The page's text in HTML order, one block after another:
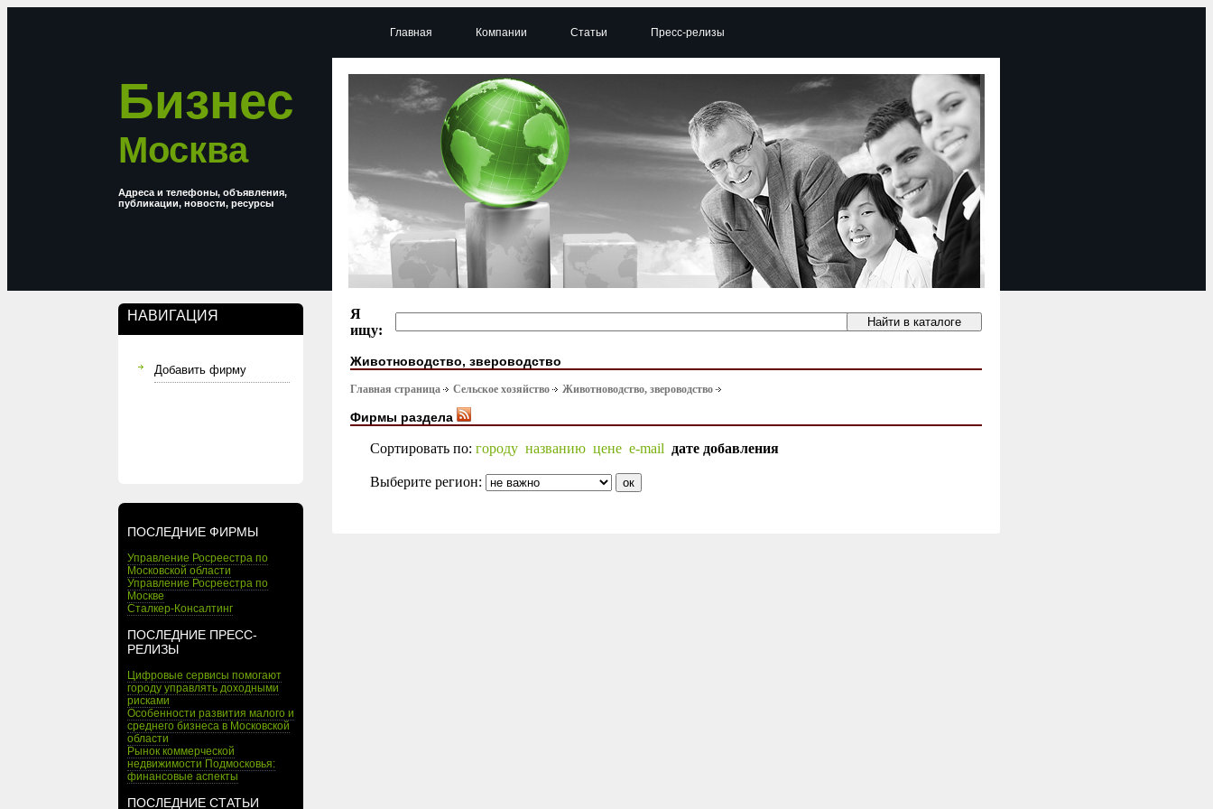
Бизнес
Москва
Адреса и телефоны, объявления,
публикации, новости, ресурсы
НАВИГАЦИЯ
Добавить фирму
ПОСЛЕДНИЕ ФИРМЫ
Управление Росреестра по
Московской области
Управление Росреестра по
Москве
Сталкер-Консалтинг
ПОСЛЕДНИЕ ПРЕСС-
РЕЛИЗЫ
Цифровые сервисы помогают
городу управлять доходными
рисками
Особенности развития малого и
среднего бизнеса в Московской
области
Рынок коммерческой
недвижимости Подмосковья:
финансовые аспекты
ПОСЛЕДНИЕ СТАТЬИ
Главная Компании Статьи Пресс-релизы
Я
ищу:
Животноводство, звероводство
Главная страница Сельское хозяйство Животноводство, звероводство
Фирмы раздела
Сортировать по: городу названию цене e-mail дате добавления
Выберите регион: